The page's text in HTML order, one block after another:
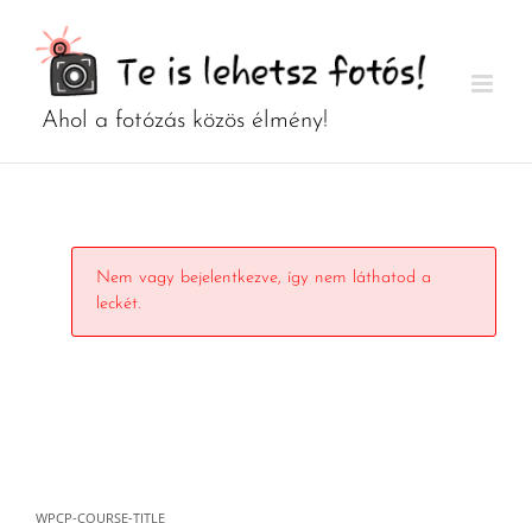
Nem vagy bejelentkezve, így nem láthatod a
leckét.
WPCP-COURSE-TITLE